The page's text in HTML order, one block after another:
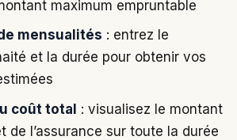
maximum empruntable
mensualités : entrez le
et la durée pour obtenir vos
coût total : visualisez le montant
de l’assurance sur toute la durée